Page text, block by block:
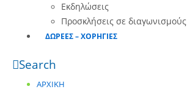
Εκδηλώσεις
Προσκλήσεις σε διαγωνισμούς
ΔΩΡΕΕΣ – ΧΟΡΗΓΙΕΣ
Search
ΑΡΧΙΚΗ